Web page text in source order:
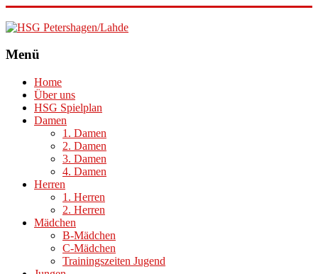
HSG
Menü
Home
Über uns
HSG Spielplan
Damen
1. Damen
2. Damen
3. Damen
4. Damen
Herren
1. Herren
2. Herren
Mädchen
B-Mädchen
C-Mädchen
Trainingszeiten Jugend